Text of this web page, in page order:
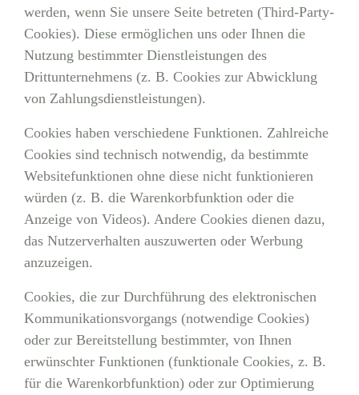
werden, wenn Sie unsere Seite betreten (Third-Party-
Cookies). Diese ermöglichen uns oder Ihnen die
Nutzung bestimmter Dienstleistungen des
Drittunternehmens (z. B. Cookies zur Abwicklung
von Zahlungsdienstleistungen).
Cookies haben verschiedene Funktionen. Zahlreiche
Cookies sind technisch notwendig, da bestimmte
Websitefunktionen ohne diese nicht funktionieren
würden (z. B. die Warenkorbfunktion oder die
Anzeige von Videos). Andere Cookies dienen dazu,
das Nutzerverhalten auszuwerten oder Werbung
anzuzeigen.
Cookies, die zur Durchführung des elektronischen
Kommunikationsvorgangs (notwendige Cookies)
oder zur Bereitstellung bestimmter, von Ihnen
erwünschter Funktionen (funktionale Cookies, z. B.
für die Warenkorbfunktion) oder zur Optimierung